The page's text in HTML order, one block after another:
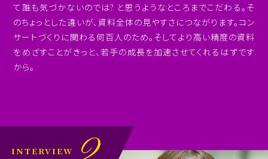
て誰も気づかないのでは? と思うようなところまでこだわる。そ
のちょっとした違いが、資料全体の見やすさにつながります。コン
サートづくりに関わる何百人のため。そしてより高い精度の資料
をめざすことがきっと、若手の成長を加速させてくれるはずです
から。
INTERVIEW